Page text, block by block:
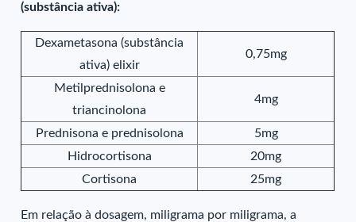
(substância ativa):
Dexametasona (substância
ativa) elixir
0,75mg
Metilprednisolona e
triancinolona
4mg
Prednisona e prednisolona
5mg
Hidrocortisona
20mg
Cortisona
25mg
Em relação à dosagem, miligrama por miligrama, a